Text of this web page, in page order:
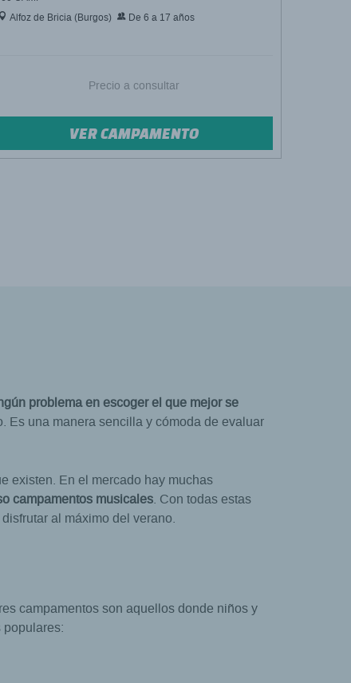
Alfoz de Bricia (Burgos)
De 6 a 17 años
Precio a consultar
VER CAMPAMENTO
problema en escoger el que mejor se
Es una manera sencilla y cómoda de evaluar
existen. En el mercado hay muchas
campamentos musicales. Con todas estas
al máximo del verano.
campamentos son aquellos donde niños y